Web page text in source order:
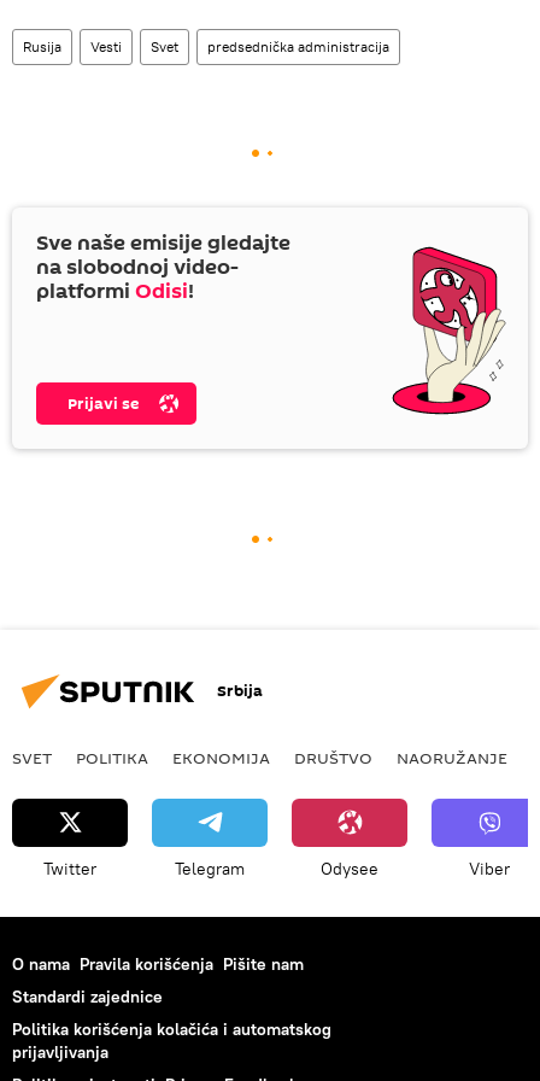
Rusija Vesti Svet predsednička administracija
Sve naše emisije gledajte
na slobodnoj video-
platformi Odisi!
Prijavi se
Srbija
SVET POLITIKA EKONOMIJA DRUŠTVO NAORUŽANJE
Twitter Telegram Odysee Viber
O nama Pravila korišćenja Pišite nam
Standardi zajednice
Politika korišćenja kolačića i automatskog
prijavljivanja